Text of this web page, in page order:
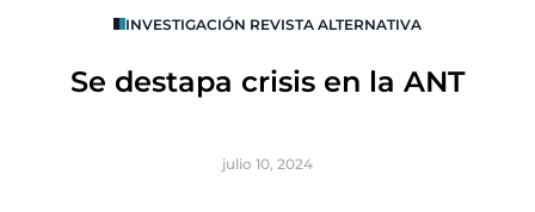
INVESTIGACIÓN REVISTA ALTERNATIVA
Se destapa crisis en la ANT
julio 10, 2024